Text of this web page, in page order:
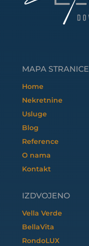
MAPA STRANICE
Home
Nekretnine
Usluge
Blog
Reference
O nama
Kontakt
IZDVOJENO
Vella Verde
BellaVita
RondoLUX